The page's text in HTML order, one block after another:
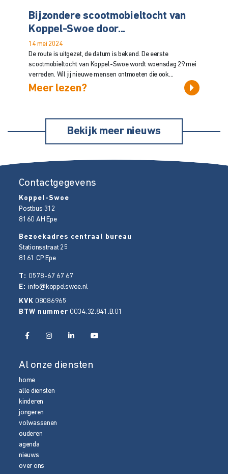
Bijzondere scootmobieltocht van
Koppel-Swoe door...
14 mei 2024
De route is uitgezet, de datum is bekend. De eerste
scootmobieltocht van Koppel-Swoe wordt woensdag 29 mei
verreden. Wil jij nieuwe mensen ontmoeten die ook...
Meer lezen?
Bekijk meer nieuws
Contactgegevens
Koppel-Swoe
Postbus 312
8160 AH Epe
Bezoekadres centraal bureau
Stationsstraat 25
8161 CP Epe
T: 0578-67 67 67
E:info@koppelswoe.nl
KVK 08086965
BTW nummer 0034.32.841.B.01
Al onze diensten
home
alle diensten
kinderen
jongeren
volwassenen
ouderen
agenda
nieuws
over ons